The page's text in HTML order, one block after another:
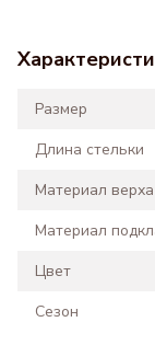
Размер
Длина стельки
Материал верха
Материал
Цвет
Сезон